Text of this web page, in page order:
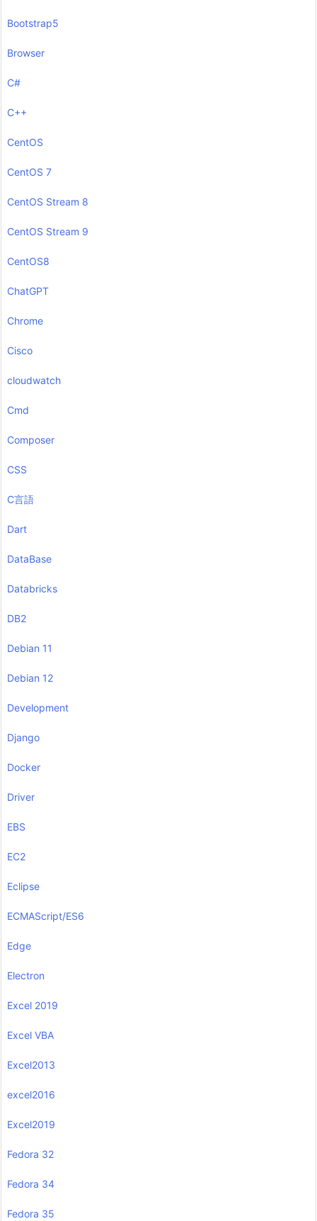
Bootstrap5
Browser
C#
C++
CentOS
CentOS 7
CentOS Stream 8
CentOS Stream 9
CentOS8
ChatGPT
Chrome
Cisco
cloudwatch
Cmd
Composer
CSS
C言語
Dart
DataBase
Databricks
DB2
Debian 11
Debian 12
Development
Django
Docker
Driver
EBS
EC2
Eclipse
ECMAScript/ES6
Edge
Electron
Excel 2019
Excel VBA
Excel2013
excel2016
Excel2019
Fedora 32
Fedora 34
Fedora 35